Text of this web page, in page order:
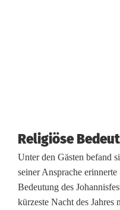
Religiöse
Unter den Gästen befand
seiner Ansprache
Bedeutung des
kürzeste Nacht des Jahres